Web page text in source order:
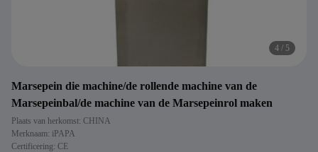
4 / 5
Marsepein die machine/de rollende machine van de
Marsepeinbal/de machine van de Marsepeinrol maken
Plaats van herkomst: CHINA
Merknaam: iPAPA
Certificering: CE